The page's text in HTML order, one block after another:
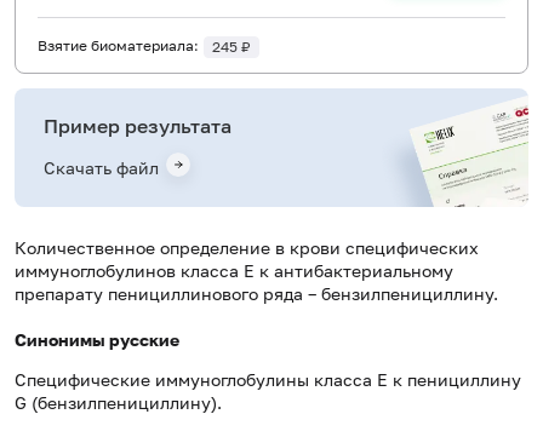
Количественное определение в крови специфических
иммуноглобулинов класса E к антибактериальному
препарату пенициллинового ряда – бензилпенициллину.
Синонимы русские
Специфические иммуноглобулины класса Е к пенициллину
G (бензилпенициллину).
Взятие биоматериала: 245 ₽
Пример результата
Скачать файл